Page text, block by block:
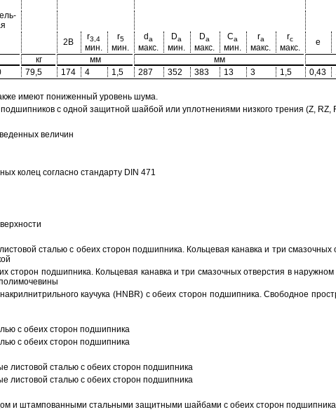
2B
r3,4
мин.
r5
мин.
da
макс.
Da
мин.
Da
макс.
Ca
мин.
ra
макс.
rc
макс.
e
кг мм мм
79,5 174 4 1,5 287 352 383 13 3 1,5 0,43
имеют пониженный уровень шума.
с одной защитной шайбой или уплотнениями низкого трения (Z, RZ,
величин
колец согласно стандарту DIN 471
сталью с обеих сторон подшипника. Кольцевая канавка и три смазочных
сторон подшипника. Кольцевая канавка и три смазочных отверстия в
каучука (HNBR) с обеих сторон подшипника. Свободное
с обеих сторон подшипника
с обеих сторон подшипника
листовой сталью с обеих сторон подшипника
листовой сталью с обеих сторон подшипника
и штампованными стальными защитными шайбами с обеих сторон подшипника